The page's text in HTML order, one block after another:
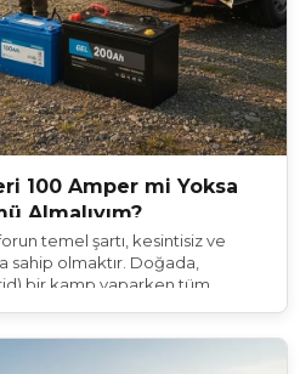
100 Amper mi Yoksa
Almalıyım?
temel şartı, kesintisiz ve
sahip olmaktır. Doğada,
bir kamp yaparken tüm